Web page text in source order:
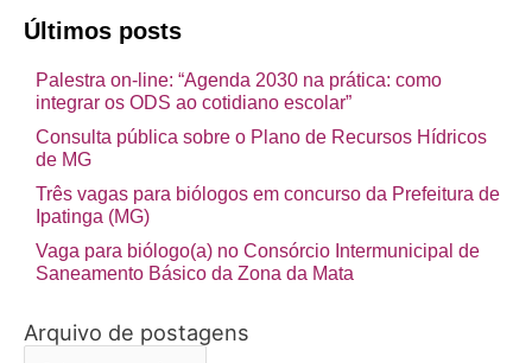
Últimos posts
Palestra on-line: “Agenda 2030 na prática: como
integrar os ODS ao cotidiano escolar”
Consulta pública sobre o Plano de Recursos Hídricos
de MG
Três vagas para biólogos em concurso da Prefeitura de
Ipatinga (MG)
Vaga para biólogo(a) no Consórcio Intermunicipal de
Saneamento Básico da Zona da Mata
Arquivo de postagens
Arquivo